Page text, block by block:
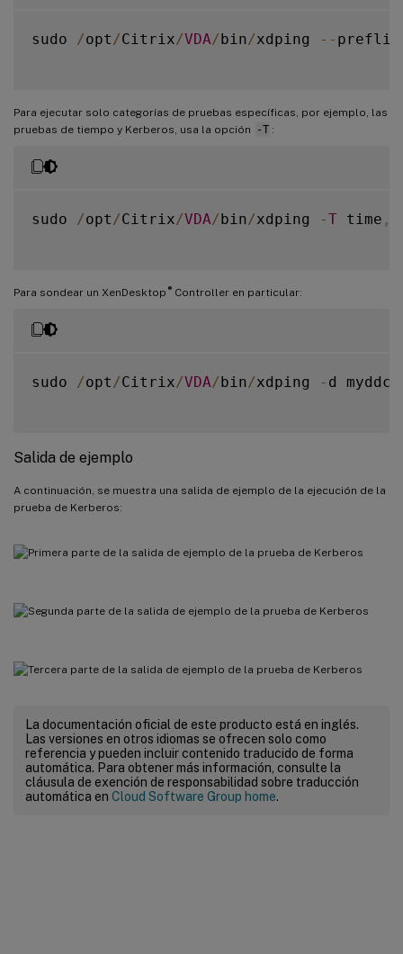
sudo /opt /Citrix/VDA/bin/xdping --
Para ejecutar solo categorías de pruebas específicas, por ejemplo, las
pruebas de tiempo y Kerberos, usa la opción
-T :
sudo /opt /Citrix/VDA/bin/xdping -T time ,
Para sondear un XenDesktop ®Controller en particular:
sudo /opt /Citrix/VDA/bin/xdping - d myddc
Salida de ejemplo
A continuación, se muestra una salida de ejemplo de la ejecución de la
prueba de Kerberos:
La documentación oficial de este producto está en inglés.
Las versiones en otros idiomas se ofrecen solo como
referencia y pueden incluir contenido traducido de forma
automática. Para obtener más información, consulte la
cláusula de exención de responsabilidad sobre traducción
automática en Cloud Software Group home.